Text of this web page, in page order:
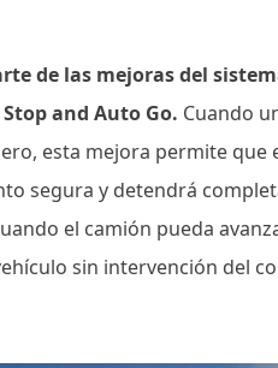
de las mejoras del
and Auto Go. Cuando
esta mejora permite que
segura y detendrá
el camión pueda
sin intervención del